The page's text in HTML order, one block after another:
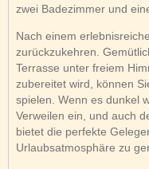
zwei Badezimmer und
Nach einem
zurückzukehren.
Terrasse unter freiem
zubereitet wird, können
spielen. Wenn es dunkel
Verweilen ein, und auch
bietet die perfekte
Urlaubsatmosphäre zu